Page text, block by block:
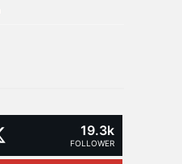
19.3k
FOLLOWER